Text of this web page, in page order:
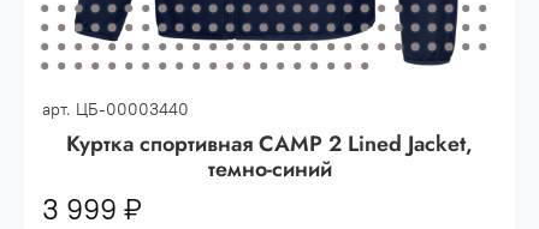
арт. ЦБ-00003440
Куртка спортивная CAMP 2 Lined Jacket,
темно-синий
3 999 ₽